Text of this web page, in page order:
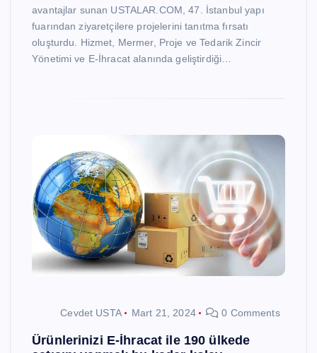
avantajlar sunan USTALAR.COM, 47. İstanbul yapı
fuarından ziyaretçilere projelerini tanıtma fırsatı
oluşturdu. Hizmet, Mermer, Proje ve Tedarik Zincir
Yönetimi ve E-İhracat alanında geliştirdiği…
Cevdet USTA Mart 21, 2024 0 Comments
Ürünlerinizi E-İhracat ile 190 ülkede